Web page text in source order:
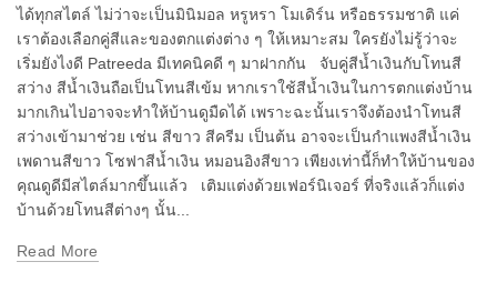
ได้ทุกสไตล์ ไม่ว่าจะเป็นมินิมอล หรูหรา โมเดิร์น หรือธรรมชาติ แค่
เราต้องเลือกคู่สีและของตกแต่งต่าง ๆ ให้เหมาะสม ใครยังไม่รู้ว่าจะ
เริ่มยังไงดี Patreeda มีเทคนิคดี ๆ มาฝากกัน จับคู่สีน้ำเงินกับโทนสี
สว่าง สีน้ำเงินถือเป็นโทนสีเข้ม หากเราใช้สีน้ำเงินในการตกแต่งบ้าน
มากเกินไปอาจจะทำให้บ้านดูมืดได้ เพราะฉะนั้นเราจึงต้องนำโทนสี
สว่างเข้ามาช่วย เช่น สีขาว สีครีม เป็นต้น อาจจะเป็นกำแพงสีน้ำเงิน
เพดานสีขาว โซฟาสีน้ำเงิน หมอนอิงสีขาว เพียงเท่านี้ก็ทำให้บ้านของ
คุณดูดีมีสไตล์มากขึ้นแล้ว เติมแต่งด้วยเฟอร์นิเจอร์ ที่จริงแล้วก็แต่ง
บ้านด้วยโทนสีต่างๆ นั้น...
Read More